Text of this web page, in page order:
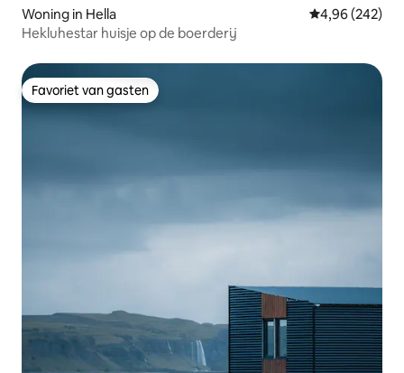
Woning in Hella Gemiddelde
4,96 (242)
Hekluhestar huisje op de boerderij
Favoriet van gasten
Favoriet van gasten